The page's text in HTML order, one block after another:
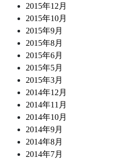
2015年12月
2015年10月
2015年9月
2015年8月
2015年6月
2015年5月
2015年3月
2014年12月
2014年11月
2014年10月
2014年9月
2014年8月
2014年7月